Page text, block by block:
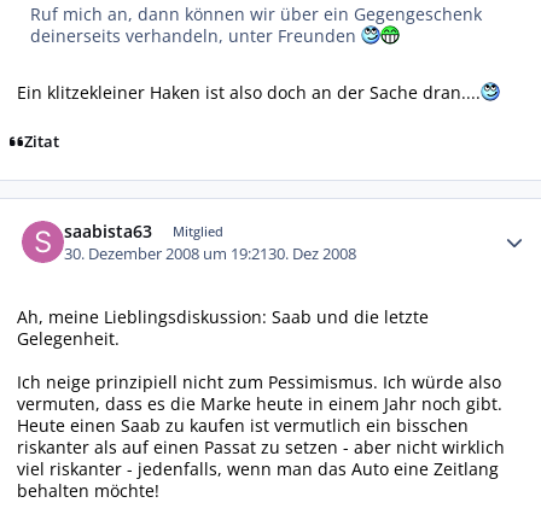
Ruf mich an, dann können wir über ein Gegengeschenk
deinerseits verhandeln, unter Freunden
Ein klitzekleiner Haken ist also doch an der Sache dran....
Zitat
saabista63 Mitglied
30. Dezember 2008 um 19:2130. Dez 2008
Ah, meine Lieblingsdiskussion: Saab und die letzte
Gelegenheit.
Ich neige prinzipiell nicht zum Pessimismus. Ich würde also
vermuten, dass es die Marke heute in einem Jahr noch gibt.
Heute einen Saab zu kaufen ist vermutlich ein bisschen
riskanter als auf einen Passat zu setzen - aber nicht wirklich
viel riskanter - jedenfalls, wenn man das Auto eine Zeitlang
behalten möchte!